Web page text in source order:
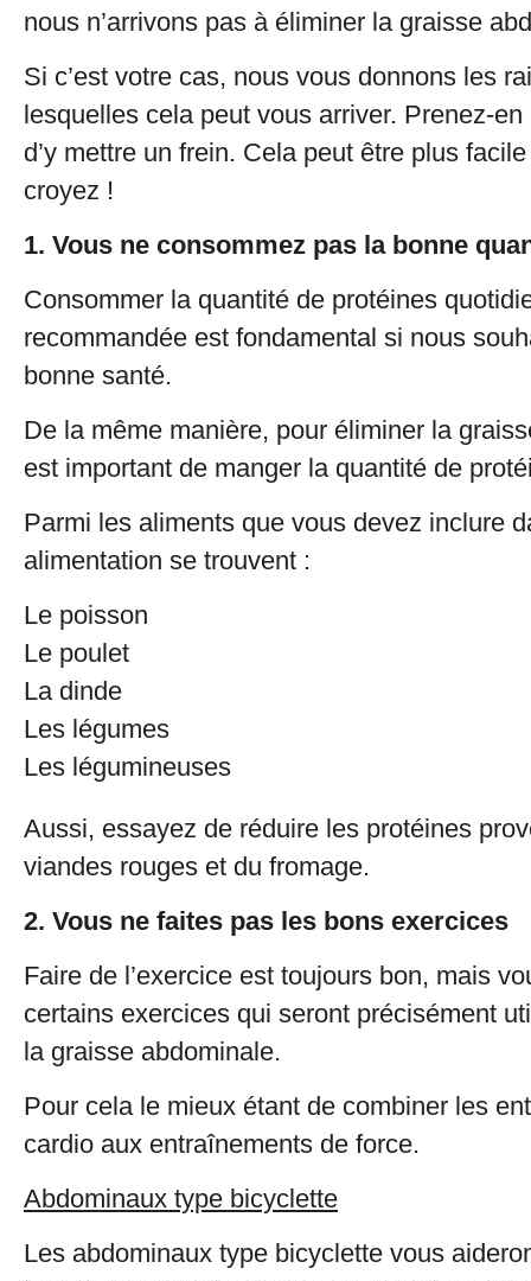
nous n’arrivons pas à éliminer la graisse
Si c’est votre cas, nous vous donnons les
lesquelles cela peut vous arriver. Prenez-
d’y mettre un frein. Cela peut être plus
croyez !
1. Vous ne consommez pas la bonne
Consommer la quantité de protéines
recommandée est fondamental si nous
bonne santé.
De la même manière, pour éliminer la
est important de manger la quantité de
Parmi les aliments que vous devez inclure
alimentation se trouvent :
Le poisson
Le poulet
La dinde
Les légumes
Les légumineuses
Aussi, essayez de réduire les protéines
viandes rouges et du fromage.
2. Vous ne faites pas les bons exercices
Faire de l’exercice est toujours bon, mais
certains exercices qui seront précisément
la graisse abdominale.
Pour cela le mieux étant de combiner les
cardio aux entraînements de force.
Abdominaux type bicyclette
Les abdominaux type bicyclette vous